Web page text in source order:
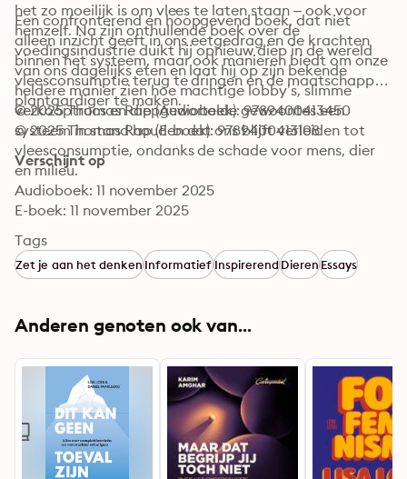
het zo moeilijk is om vlees te laten staan – ook voor
hemzelf. Na zijn onthullende boek over de
voedingsindustrie duikt hij opnieuw diep in de wereld
van ons dagelijks eten en laat hij op zijn bekende
heldere manier zien hoe machtige lobby’s, slimme
verkooptrucs en diepgewortelde gewoontes een
systeem in stand houden dat ons blijft verleiden tot
vleesconsumptie, ondanks de schade voor mens, dier
en milieu.
Een confronterend én hoopgevend boek, dat niet
alleen inzicht geeft in ons eetgedrag en de krachten
binnen het systeem, maar ook manieren biedt om onze
vleesconsumptie terug te dringen en de maatschappij
plantaardiger te maken.
© 2025 Thomas Rap (Audioboek): 9789400413450
© 2025 Thomas Rap (E-boek): 9789400413108
Verschijnt op
Audioboek: 11 november 2025
E-boek: 11 november 2025
Tags
Zet je aan het denkenInformatiefInspirerendDierenEssays
Anderen genoten ook van...